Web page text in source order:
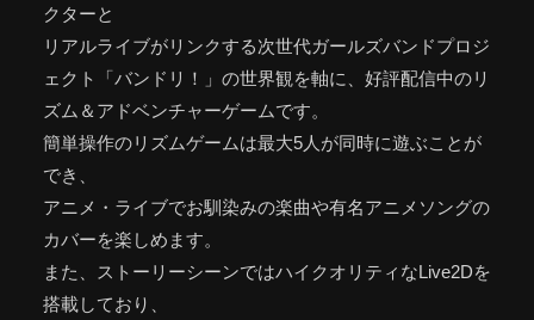
クターと
リアルライブがリンクする次世代ガールズバンドプロジ
ェクト「バンドリ！」の世界観を軸に、好評配信中のリ
ズム＆アドベンチャーゲームです。
簡単操作のリズムゲームは最大5人が同時に遊ぶことが
でき、
アニメ・ライブでお馴染みの楽曲や有名アニメソングの
カバーを楽しめます。
また、ストーリーシーンではハイクオリティなLive2Dを
搭載しており、